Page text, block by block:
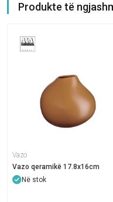
Produkte të
Vazo
Vazo qeramikë 17.8x16cm
Në stok